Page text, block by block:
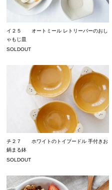
イ２５ オートミール レトリーバーのおし
ゃもじ皿
SOLDOUT
チ２７ ホワイトのトイプードル 手付きお
鍋まる鉢
SOLDOUT